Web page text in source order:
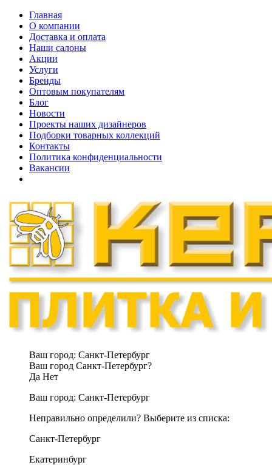
Главная
О компании
Доставка и оплата
Наши cалоны
Акции
Услуги
Бренды
Оптовым покупателям
Блог
Новости
Проекты наших дизайнеров
Подборки товарных коллекций
Контакты
Политика конфиденциальности
Вакансии
Ваш город: Санкт-Петербург
Ваш город Санкт-Петербург?
Да Нет
Ваш город: Санкт-Петербург
Неправильно определили? Выберите из списка:
Санкт-Петербург
Екатеринбург